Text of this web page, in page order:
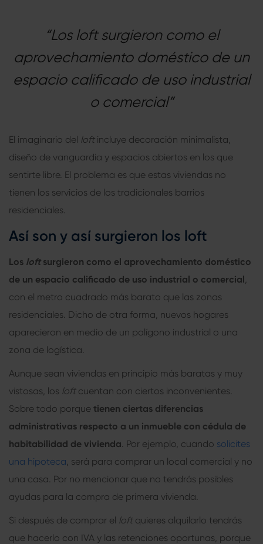
“Los loft surgieron como el
aprovechamiento doméstico de un
espacio calificado de uso industrial
o comercial”
El imaginario del loftincluye decoración minimalista,
diseño de vanguardia y espacios abiertos en los que
sentirte libre. El problema es que estas viviendas no
tienen los servicios de los tradicionales barrios
residenciales.
Así son y así surgieron los loft
Los loft surgieron como el aprovechamiento doméstico
de un espacio calificado de uso industrial o comercial
con el metro cuadrado más barato que las zonas
residenciales. Dicho de otra forma, nuevos hogares
aparecieron en medio de un polígono industrial o una
zona de logística.
Aunque sean viviendas en principio más baratas y muy
vistosas, los loft cuentan con ciertos inconvenientes.
Sobre todo porque tienen ciertas diferencias
administrativas respecto a un inmueble con cédula de
habitabilidad de vivienda . Por ejemplo, cuando solicites
una hipoteca , será para comprar un local comercial y no
una casa. Por no mencionar que no tendrás posibles
ayudas para la compra de primera vivienda.
Si después de comprar el loft quieres alquilarlo tendrás
que hacerlo con IVA y las retenciones oportunas, porque